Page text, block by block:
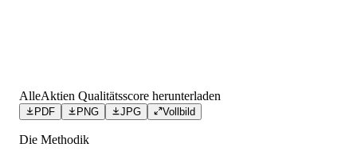
AlleAktien Qualitätsscore herunterladen
PDF PNG JPG Vollbild
Die Methodik